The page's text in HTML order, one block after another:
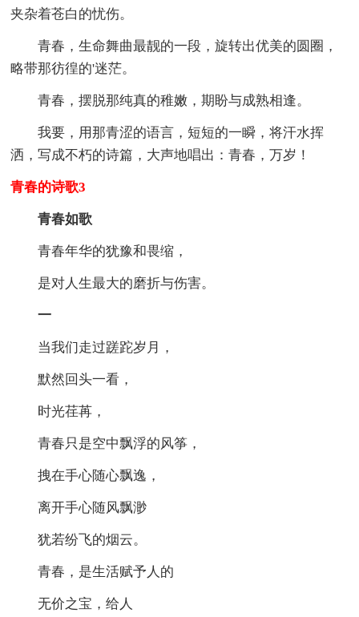
夹杂着苍白的忧伤。
青春，生命舞曲最靓的一段，旋转出优美的圆圈，
略带那彷徨的'迷茫。
青春，摆脱那纯真的稚嫩，期盼与成熟相逢。
我要，用那青涩的语言，短短的一瞬，将汗水挥
洒，写成不朽的诗篇，大声地唱出：青春，万岁！
青春的诗歌3
青春如歌
青春年华的犹豫和畏缩，
是对人生最大的磨折与伤害。
一
当我们走过蹉跎岁月，
默然回头一看，
时光荏苒，
青春只是空中飘浮的风筝，
拽在手心随心飘逸，
离开手心随风飘渺
犹若纷飞的烟云。
青春，是生活赋予人的
无价之宝，给人